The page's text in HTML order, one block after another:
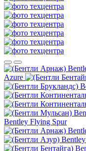
Azure
Bentley Flying Spur